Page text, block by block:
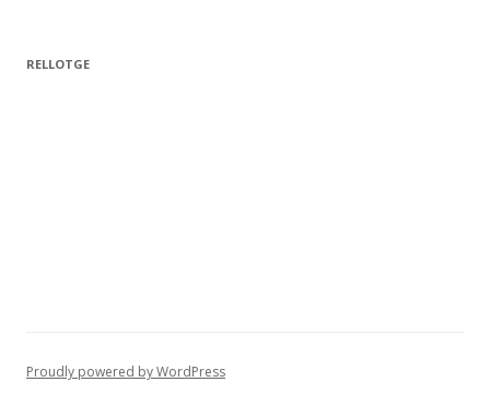
RELLOTGE
Proudly powered by WordPress